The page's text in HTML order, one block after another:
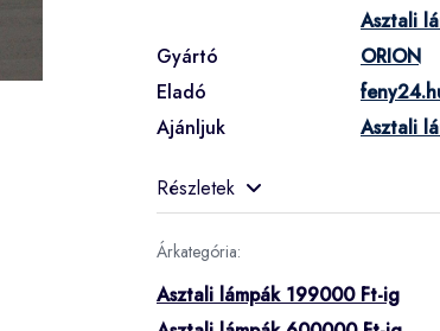
Asztali
Gyártó
ORION
Eladó
Ajánljuk
Asztali
Részletek
Árkategória:
Asztali lámpák 199000 Ft-ig